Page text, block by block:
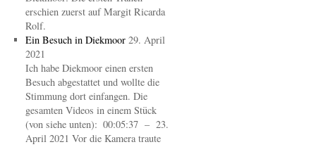
erschien zuerst auf Margit Ricarda
Rolf.
Ein Besuch in Diekmoor 29. April
2021
Ich habe Diekmoor einen ersten
Besuch abgestattet und wollte die
Stimmung dort einfangen. Die
gesamten Videos in einem Stück
(von siehe unten): 00:05:37 – 23.
April 2021 Vor die Kamera traute